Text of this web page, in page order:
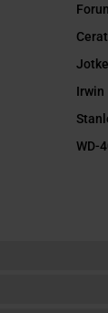
Jotkel
Irwin
WD-